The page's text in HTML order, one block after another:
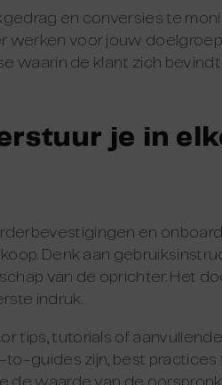
en conversies te
werken voor jouw
waarin de klant zich bevindt
je in
en
Denk aan
van de oprichter. Het
indruk.
tips, tutorials of
guides zijn, best practices